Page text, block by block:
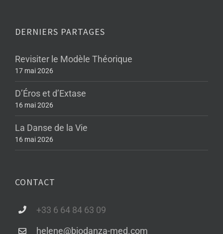
DERNIERS PARTAGES
Revisiter le Modèle Théorique
17 mai 2026
D’Éros et d’Extase
16 mai 2026
La Danse de la Vie
16 mai 2026
CONTACT
+33 6 64 84 63 09
helene@biodanza-med.com